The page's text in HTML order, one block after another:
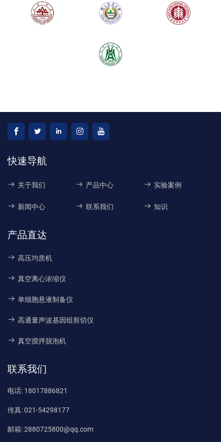
快速导航
关于我们 产品中心 实验案例
新闻中心 联系我们 知识
产品直达
高压均质机
真空离心浓缩仪
单细胞悬液制备仪
高通量声波基因组剪切仪
真空搅拌脱泡机
联系我们
电话: 18017886821
传真:021-54298177
邮箱:2880725800@qq.com